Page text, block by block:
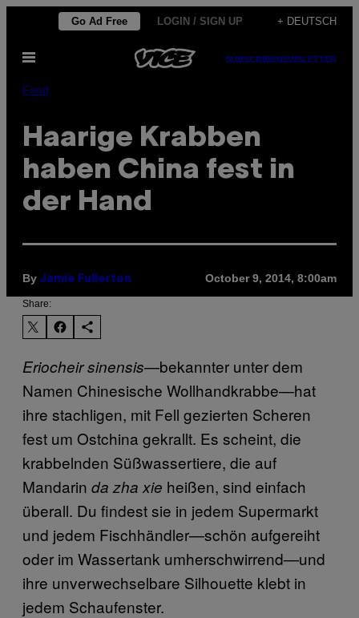
content
Go Ad Free LOGIN / SIGN UP + DEUTSCH
Open
SUBSCRIBENEWSLETTER
Food
Haarige Krabben
haben China fest in
der Hand
By Jamie Fullerton October 9, 2014, 8:00am
Share:
Eriocheir sinensis—bekannter unter dem
Namen Chinesische Wollhandkrabbe—hat
ihre stachligen, mit Fell gezierten Scheren
fest um Ostchina gekrallt. Es scheint, die
krabbelnden Süßwassertiere, die auf
Mandarin da zha xie heißen, sind einfach
überall. Du findest sie in jedem Supermarkt
und jedem Fischhändler—schön aufgereiht
oder im Wassertank umherschwirrend—und
ihre unverwechselbare Silhouette klebt in
jedem Schaufenster.